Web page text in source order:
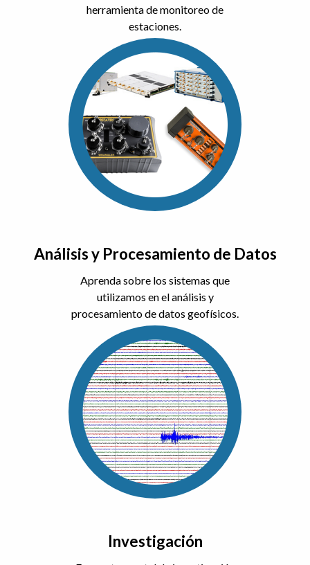
herramienta de monitoreo de
estaciones.
Análisis y Procesamiento de Datos
Aprenda sobre los sistemas que
utilizamos en el análisis y
procesamiento de datos geofísicos.
Investigación